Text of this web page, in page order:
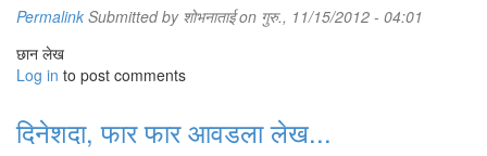
Permalink Submitted by शोभनाताईon गुरु., 11/15/2012 - 04:01
छान लेख
Log in to post comments
दिनेशदा, फार फार आवडला लेख...